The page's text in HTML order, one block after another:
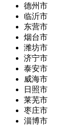
德州市
临沂市
东营市
烟台市
潍坊市
济宁市
泰安市
威海市
日照市
莱芜市
枣庄市
淄博市